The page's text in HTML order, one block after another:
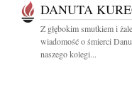
DANUTA
Z głębokim smutkiem i
wiadomość o śmierci
naszego kolegi...